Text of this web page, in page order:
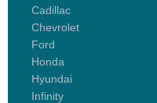
Cadillac
Chevrolet
Ford
Honda
Hyundai
Infinity